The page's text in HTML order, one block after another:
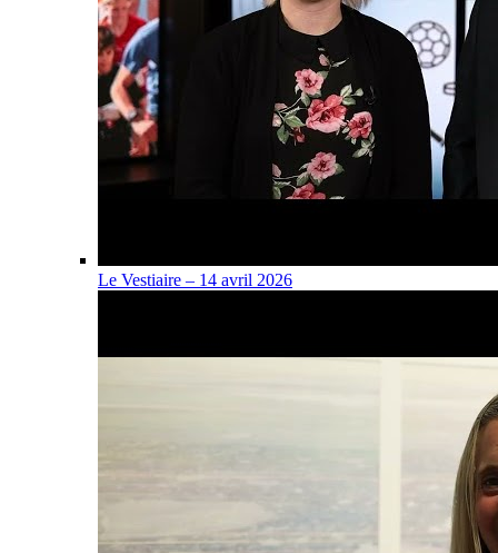
Le Vestiaire – 14 avril 2026